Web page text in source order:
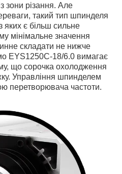
зони різання. Але
такий тип шпинделя
яких є більш сильне
мінімальне значення
складати не нижче
EYS1250C-18/6.0 вимагає
що сорочка охолодження
Управління шпинделем
перетворювача частоти.